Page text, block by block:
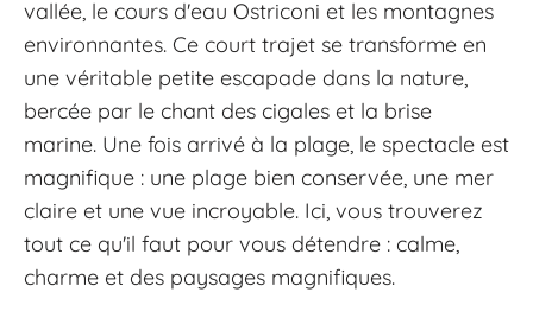
vallée, le cours d'eau Ostriconi et les montagnes
environnantes. Ce court trajet se transforme en
une véritable petite escapade dans la nature,
bercée par le chant des cigales et la brise
marine. Une fois arrivé à la plage, le spectacle est
magnifique : une plage bien conservée, une mer
claire et une vue incroyable. Ici, vous trouverez
tout ce qu'il faut pour vous détendre : calme,
charme et des paysages magnifiques.